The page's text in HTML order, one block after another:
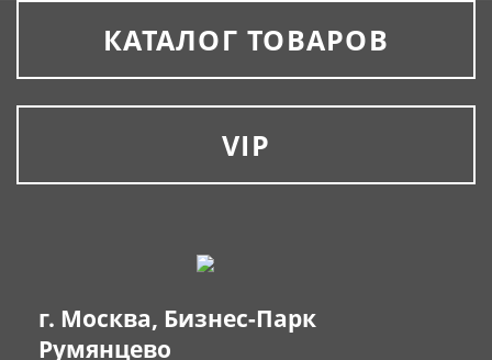
КАТАЛОГ ТОВАРОВ
VIP
г. Москва, Бизнес-Парк
Румянцево